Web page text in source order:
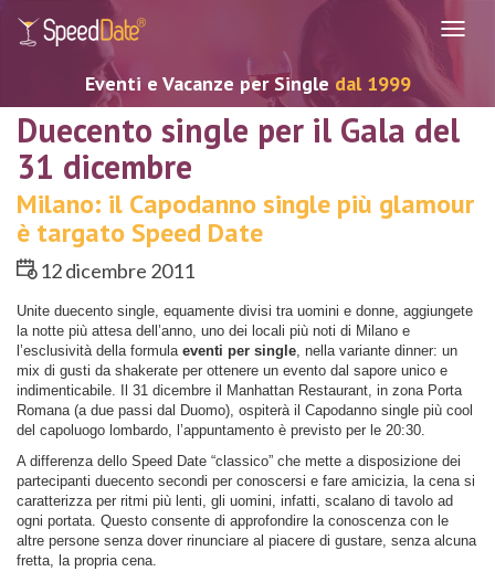
Eventi e Vacanze per Single dal 1999
Duecento single per il Gala del
31 dicembre
Milano: il Capodanno single più glamour
è targato Speed Date
12 dicembre 2011
Unite duecento single, equamente divisi tra uomini e donne, aggiungete
la notte più attesa dell’anno, uno dei locali più noti di Milano e
l’esclusività della formula eventi per single, nella variante dinner: un
mix di gusti da shakerate per ottenere un evento dal sapore unico e
indimenticabile. Il 31 dicembre il Manhattan Restaurant, in zona Porta
Romana (a due passi dal Duomo), ospiterà il Capodanno single più cool
del capoluogo lombardo, l’appuntamento è previsto per le 20:30.
A differenza dello Speed Date “classico” che mette a disposizione dei
partecipanti duecento secondi per conoscersi e fare amicizia, la cena si
caratterizza per ritmi più lenti, gli uomini, infatti, scalano di tavolo ad
ogni portata. Questo consente di approfondire la conoscenza con le
altre persone senza dover rinunciare al piacere di gustare, senza alcuna
fretta, la propria cena.